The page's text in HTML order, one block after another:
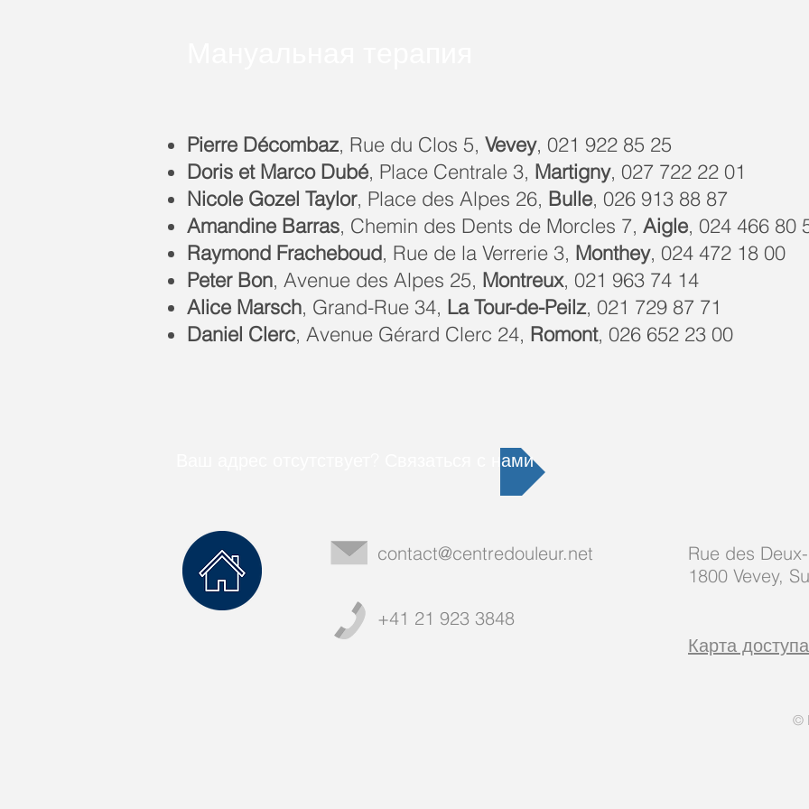
Pierre Décombaz, Rue du Clos 5, Vevey, 021 922 85 25
Doris et Marco Dubé, Place Centrale 3, Martigny, 027 722 22 01
Nicole Gozel Taylor, Place des Alpes 26, Bulle, 026 913 88 87
Amandine Barras, Chemin des Dents de Morcles 7, Aigle, 024 466 80
Raymond Fracheboud, Rue de la Verrerie 3, Monthey, 024 472 18 00
Peter Bon, Avenue des Alpes 25, Montreux, 021 963 74 14
Alice Marsch, Grand-Rue 34, La Tour-de-Peilz, 021 729 87 71
Daniel Clerc, Avenue Gérard Clerc 24, Romont, 026 652 23 00
Ваш адрес отсутствует? Связаться с нами
contact@centredouleur.net
+41 21 923 3848
Rue des
1800 Vevey,
Карта доступа
©